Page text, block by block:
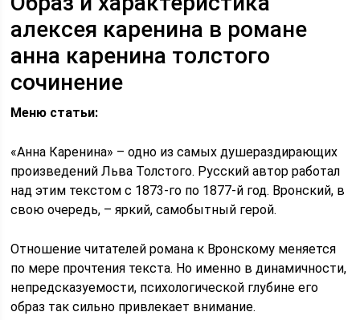
алексея каренина в романе
анна каренина толстого
сочинение
Меню статьи:
«Анна Каренина» – одно из самых душераздирающих
произведений Льва Толстого. Русский автор работал
над этим текстом с 1873-го по 1877-й год. Вронский, в
свою очередь, – яркий, самобытный герой.
Отношение читателей романа к Вронскому меняется
по мере прочтения текста. Но именно в динамичности,
непредсказуемости, психологической глубине его
образ так сильно привлекает внимание.